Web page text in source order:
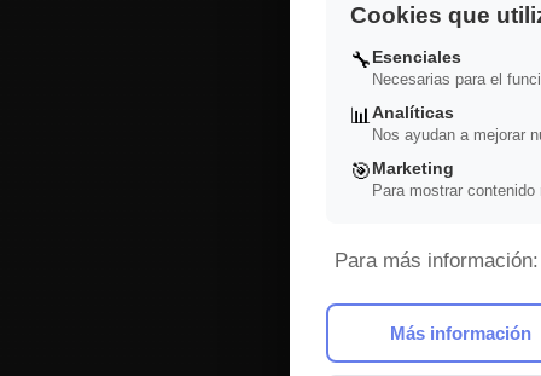
Cookies que
🔧Esenciales
Necesarias para el
📊 Analíticas
Nos ayudan a mejorar
🎯Marketing
Para mostrar contenido
Para más